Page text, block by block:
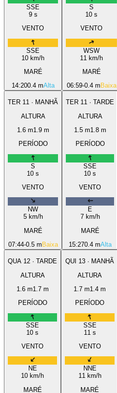
SSE
9s
VENTO
SSE
10 km/h
MARÉ
14:200.4 mAlta
S
10 s
VENTO
WSW
11 km/h
MARÉ
06:59-0.4 m Baixa
TER 11 · MANHÃ
ALTURA
1.6m1.9m
PERÍODO
S
10 s
VENTO
NW
5km/h
MARÉ
07:44-0.5 m Baixa
TER 11 · TARDE
ALTURA
1.5m1.8m
PERÍODO
SSE
10 s
VENTO
E
7km/h
MARÉ
15:270.4 mAlta
QUA 12 · TARDE
ALTURA
1.6m1.7m
PERÍODO
SSE
10 s
VENTO
NE
10 km/h
MARÉ
QUI 13 · MANHÃ
ALTURA
1.7 m1.4 m
PERÍODO
SSE
11 s
VENTO
NNE
11km/h
MARÉ